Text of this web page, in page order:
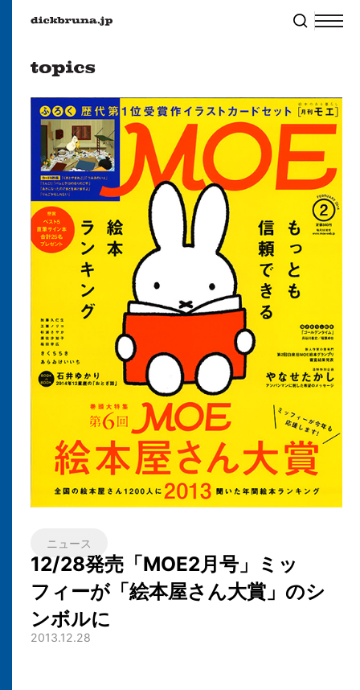
ニュース
12/28発売「MOE2月号」ミッ
フィーが「絵本屋さん大賞」のシ
ンボルに
2013.12.28